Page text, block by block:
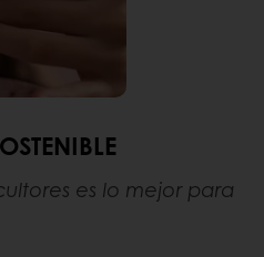
es lo mejor para